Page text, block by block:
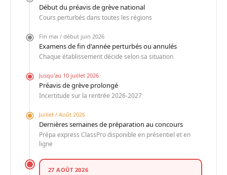
Début du préavis de grève national
Cours perturbés dans toutes les régions
Fin mai / début juin 2026
Examens de fin d'année perturbés ou annulés
Chaque établissement décide selon sa situation
Jusqu'au 10 juillet 2026
Préavis de grève prolongé
Incertitude sur la rentrée 2026-2027
Juillet / Août 2026
Dernières semaines de préparation au concours
Prépa express ClassPro disponible en présentiel et en
ligne
27 AOÛT 2026